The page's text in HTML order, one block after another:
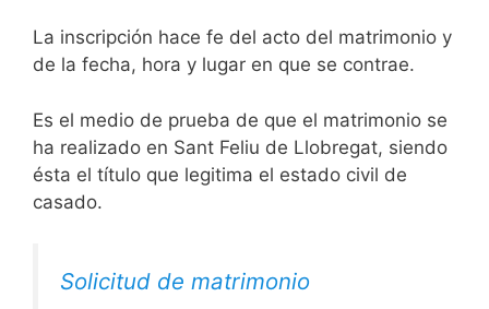
La inscripción hace fe del acto del matrimonio y
de la fecha, hora y lugar en que se contrae.
Es el medio de prueba de que el matrimonio se
ha realizado en Sant Feliu de Llobregat, siendo
ésta el título que legitima el estado civil de
casado.
Solicitud de matrimonio